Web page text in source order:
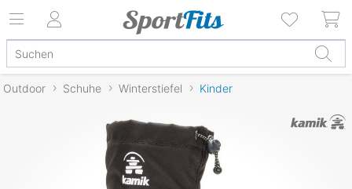
Outdoor Schuhe Winterstiefel Kinder